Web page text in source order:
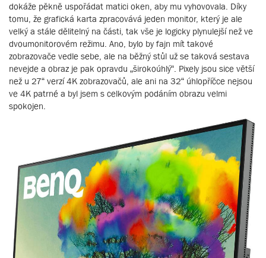
dokáže pěkně uspořádat matici oken, aby mu vyhovovala. Díky
tomu, že grafická karta zpracovává jeden monitor, který je ale
velký a stále dělitelný na části, tak vše je logicky plynulejší než ve
dvoumonitorovém režimu. Ano, bylo by fajn mít takové
zobrazovače vedle sebe, ale na běžný stůl už se taková sestava
nevejde a obraz je pak opravdu „širokoúhlý“. Pixely jsou sice větší
než u 27“ verzí 4K zobrazovačů, ale ani na 32“ úhlopříčce nejsou
ve 4K patrné a byl jsem s celkovým podáním obrazu velmi
spokojen.